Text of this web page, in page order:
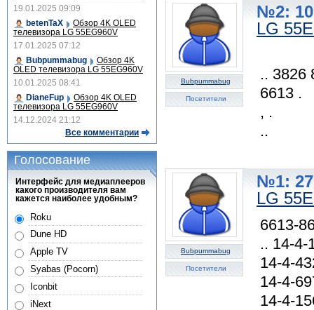
Bubpummabug
Посетители
№2: 10
LG
.. 3826
6613 .
, .
..
Bubpummabug
Посетители
№1: 27
LG
6613-
.. 14-4-
14-4-
14-4-
14-4-
19.01.2025 09:09
betenTaX
Обзор 4K OLED
телевизора LG 55EG960V
17.01.2025 07:12
Bubpummabug
Обзор 4K
OLED телевизора LG 55EG960V
10.01.2025 08:41
DianeFup
Обзор 4K OLED
телевизора LG 55EG960V
14.12.2024 21:12
Все комментарии
Голосование
Интерфейс для медиаплееров
какого производителя вам
кажется наиболее удобным?
Roku
Dune HD
Apple TV
Syabas (Pocorn)
Iconbit
iNext